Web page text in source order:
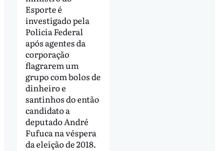
Esporte é
investigado pela
Polícia Federal
após agentes da
corporação
flagrarem um
grupo com bolos de
dinheiro e
santinhos do então
candidato a
deputado André
Fufuca na véspera
da eleição de 2018.